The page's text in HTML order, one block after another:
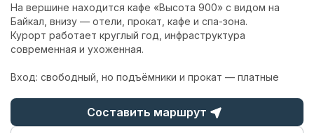
На вершине находится кафе «Высота 900» с видом на
Байкал, внизу — отели, прокат, кафе и спа-зона.
Курорт работает круглый год, инфраструктура
современная и ухоженная.
Вход: свободный, но подъёмники и прокат — платные
Составить маршрут